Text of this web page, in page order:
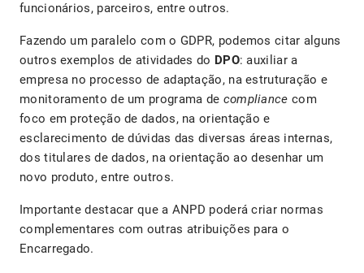
funcionários, parceiros, entre outros.
Fazendo um paralelo com o GDPR, podemos citar alguns
outros exemplos de atividades do DPO: auxiliar a
empresa no processo de adaptação, na estruturação e
monitoramento de um programa de compliance com
foco em proteção de dados, na orientação e
esclarecimento de dúvidas das diversas áreas internas,
dos titulares de dados, na orientação ao desenhar um
novo produto, entre outros.
Importante destacar que a ANPD poderá criar normas
complementares com outras atribuições para o
Encarregado.